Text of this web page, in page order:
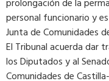
prolongación de la
personal funcionario y
Junta de Comunidades
El Tribunal acuerda dar
los Diputados y al
Comunidades de